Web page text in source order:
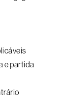
e partida